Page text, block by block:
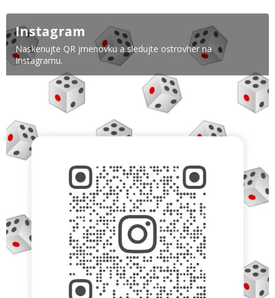
Instagram
Naskenujte QR jmenovku a sledujte ostrovher na
Instagramu.